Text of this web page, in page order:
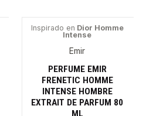
Inspirado en Dior Homme
Intense
Emir
PERFUME EMIR
FRENETIC HOMME
INTENSE HOMBRE
EXTRAIT DE PARFUM 80
ML